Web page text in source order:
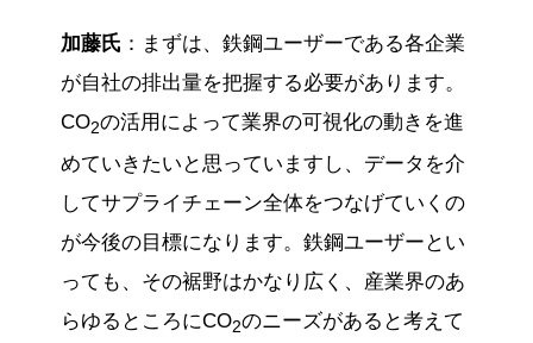
加藤氏 ：まずは、鉄鋼ユーザーである各企業
が自社の排出量を把握する必要があります。
CO2の活用によって業界の可視化の動きを進
めていきたいと思っていますし、データを介
してサプライチェーン全体をつなげていくの
が今後の目標になります。鉄鋼ユーザーとい
っても、その裾野はかなり広く、産業界のあ
らゆるところにCO2のニーズがあると考えて